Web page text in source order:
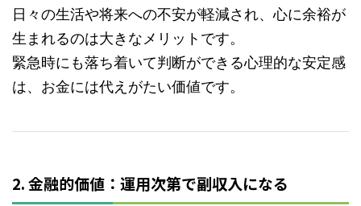
日々の生活や将来への不安が軽減され、心に余裕が
生まれるのは大きなメリットです。
緊急時にも落ち着いて判断ができる心理的な安定感
は、お金には代えがたい価値です。
2. 金融的価値：運用次第で副収入になる